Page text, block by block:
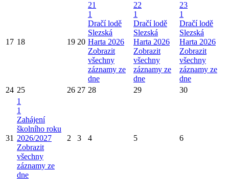
17 18 19 20
21
1
Dračí lodě
Slezská
Harta 2026
Zobrazit
všechny
záznamy ze
dne
22
1
Dračí lodě
Slezská
Harta 2026
Zobrazit
všechny
záznamy ze
dne
23
1
Dračí lodě
Slezská
Harta 2026
Zobrazit
všechny
záznamy ze
dne
24 25 26 27 28 29 30
31
1
1
Zahájení
školního roku
2026/2027
Zobrazit
všechny
záznamy ze
dne
2 3 4 5 6